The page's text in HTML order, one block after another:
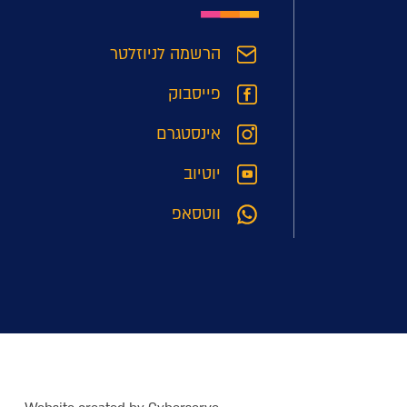
הרשמה לניוזלטר
פייסבוק
אינסטגרם
יוטיוב
ווטסאפ